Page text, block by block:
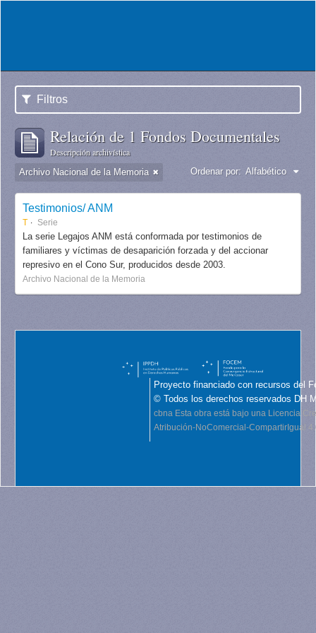
Filtros
Relación de 1 Fondos Documentales
Descripción archivística
Archivo Nacional de la Memoria Ordenar por: Alfabético
Testimonios/ ANM
T Serie
La serie Legajos ANM está conformada por testimonios de
familiares y víctimas de desaparición forzada y del accionar
represivo en el Cono Sur, producidos desde 2003.
Archivo Nacional de la Memoria
Proyecto financiado con recursos del
© Todos los derechos reservados DH
cbna Esta obra está bajo una Licencia
Atribución-NoComercial-CompartirIgual